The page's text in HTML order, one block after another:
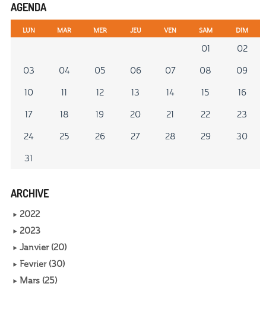
AGENDA
LUN MAR MER JEU VEN SAM DIM
01
02
03
04 05 06 07 08
09
10
11 12 13 14 15
16
17
18 19 20 21 22
23
24
25 26 27 28 29
30
31
ARCHIVE
2022
2023
Janvier (20)
Fevrier (30)
Mars (25)